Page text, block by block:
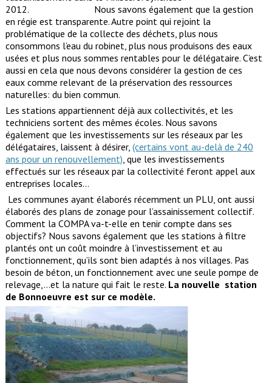
2012. Nous savons également que la gestion
en régie est transparente. Autre point qui rejoint la
problématique de la collecte des déchets, plus nous
consommons l’eau du robinet, plus nous produisons des eaux
usées et plus nous sommes rentables pour le délégataire. C’est
aussi en cela que nous devons considérer la gestion de ces
eaux comme relevant de la préservation des ressources
naturelles: du bien commun.
Les stations appartiennent déjà aux collectivités, et les
techniciens sortent des mêmes écoles. Nous savons
également que les investissements sur les réseaux par les
délégataires, laissent à désirer, (certains vont au-delà de 240
ans pour un renouvellement), que les investissements
effectués sur les réseaux par la collectivité feront appel aux
entreprises locales…
Les communes ayant élaborés récemment un PLU, ont aussi
élaborés des plans de zonage pour l’assainissement collectif.
Comment la COMPA va-t-elle en tenir compte dans ses
objectifs? Nous savons également que les stations à filtre
plantés ont un coût moindre à l’investissement et au
fonctionnement, qu’ils sont bien adaptés à nos villages. Pas
besoin de béton, un fonctionnement avec une seule pompe de
relevage,…et la nature qui fait le reste. La nouvelle station
de Bonnoeuvre est sur ce modèle.